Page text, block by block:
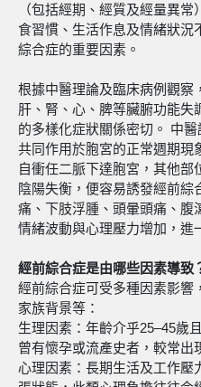
（包括經期、經質及經量異
食習慣、生活作息及情緒狀況
綜合症的重要因素。
根據中醫理論及臨床病例觀察
肝、腎、心、脾等臟腑功能失
的多樣化症狀關係密切。 中
共同作用於胞宮的正常週期現
自衝任二脈下達胞宮，其他
陰陽失衡，便容易誘發經前
痛、下肢浮腫、頭暈頭痛、腹
情緒波動與心理壓力增加，進
經前綜合症是由哪些因素導致
經前綜合症可受多種因素影響
家族背景等：
生理因素：年齡介乎25–45歲
曾有懷孕或流產史者，較常出
心理因素：長期生活及工作壓